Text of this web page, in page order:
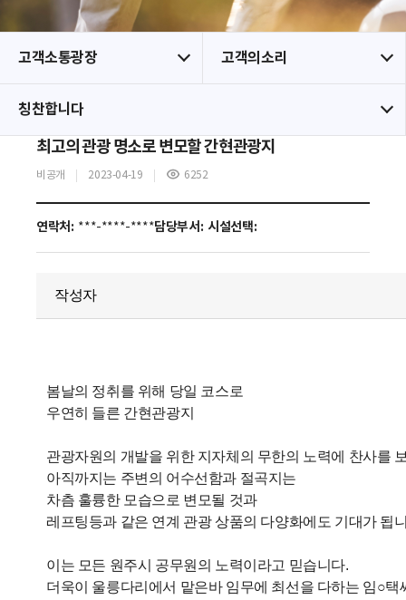
고객소통광장 고객의소리
칭찬합니다
최고의 관광 명소로 변모할 간현관광지
비공개 2023-04-19 6252
연락처: ***-****-****담당부서: 시설선택:
작성자
봄날의 정취를 위해 당일 코스로
우연히 들른 간현관광지
관광자원의 개발을 위한 지자체의 무한의 노력에 찬사를
아직까지는 주변의 어수선함과 절곡지는
차츰 훌륭한 모습으로 변모될 것과
레프팅등과 같은 연계 관광 상품의 다양화에도 기대가 됩
이는 모든 원주시 공무원의 노력이라고 믿습니다.
더욱이 울릉다리에서 맡은바 임무에 최선을 다하는 임○